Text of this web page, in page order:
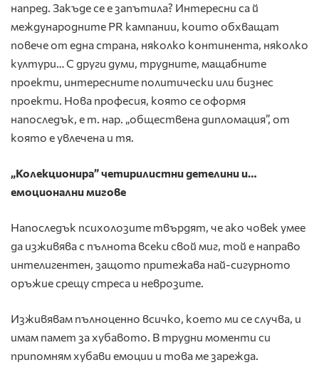
напред. Закъде се е запътила? Интересни са й
международните PR кампании, които обхващат
повече от една страна, няколко континента, няколко
култури… С други думи, трудните, мащабните
проекти, интересните политически или бизнес
проекти. Нова професия, която се оформя
напоследък, е т. нар. „обществена дипломация”, от
която е увлечена и тя.
„Колекционира” четирилистни детелини и…
емоционални мигове
Напоследък психолозите твърдят, че ако човек умее
да изживява с пълнота всеки свой миг, той е направо
интелигентен, защото притежава най-сигурното
оръжие срещу стреса и неврозите.
Изживявам пълноценно всичко, което ми се случва, и
имам памет за хубавото. В трудни моменти си
припомням хубави емоции и това ме зарежда.